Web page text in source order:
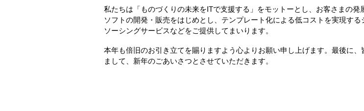
私たちは「ものづくりの未来をITで支援する」をモットーとし、お客さまの
ソフトの開発・販売をはじめとし、テンプレート化による低コストを実現す
ソーシングサービスなどをご提供してまいります。
本年も倍旧のお引き立てを賜りますよう心よりお願い申し上げます。最後に
まして、新年のごあいさつとさせていただきます。